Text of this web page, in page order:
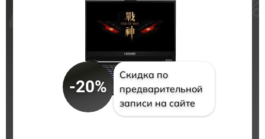
-20%
Скидка по
предварительной
записи на сайте